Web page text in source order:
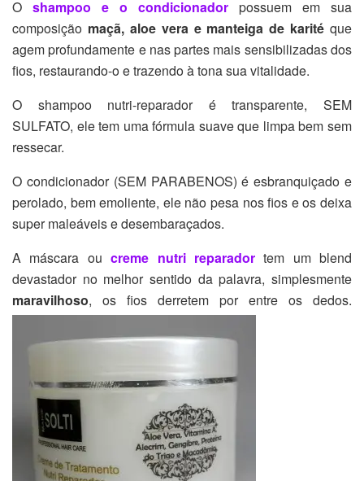
O shampoo e o condicionador possuem em sua
composição maçã, aloe vera e manteiga de karité que
agem profundamente e nas partes mais sensibilizadas dos
fios, restaurando-o e trazendo à tona sua vitalidade.
O shampoo nutri-reparador é transparente, SEM
SULFATO, ele tem uma fórmula suave que limpa bem sem
ressecar.
O condicionador (SEM PARABENOS) é esbranquiçado e
perolado, bem emoliente, ele não pesa nos fios e os deixa
super maleáveis e desembaraçados.
A máscara oucreme nutri reparadortem um blend
devastador no melhor sentido da palavra, simplesmente
maravilhoso, os fios derretem por entre os dedos.